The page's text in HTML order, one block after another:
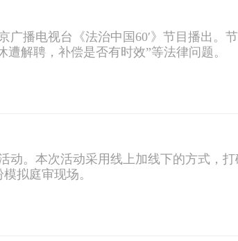
播电视台《法治中国60′》节目播出。节
解聘，补偿是否有时效”等法律问题。
动。本次活动采用线上加线下的方式，
拟庭审现场。